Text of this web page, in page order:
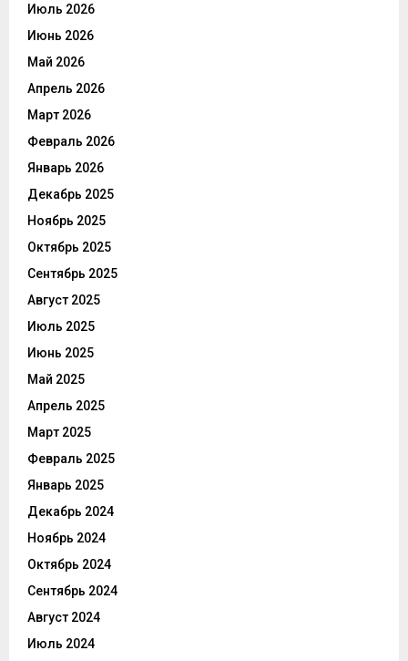
Июль 2026
Июнь 2026
Май 2026
Апрель 2026
Март 2026
Февраль 2026
Январь 2026
Декабрь 2025
Ноябрь 2025
Октябрь 2025
Сентябрь 2025
Август 2025
Июль 2025
Июнь 2025
Май 2025
Апрель 2025
Март 2025
Февраль 2025
Январь 2025
Декабрь 2024
Ноябрь 2024
Октябрь 2024
Сентябрь 2024
Август 2024
Июль 2024